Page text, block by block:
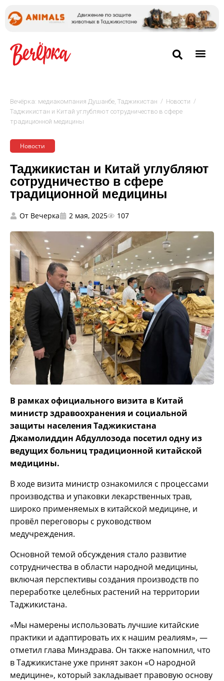
Вечёрка: медиакомпания Душанбе, Таджикистан / Новости /
Таджикистан и Китай углубляют сотрудничество в сфере
традиционной медицины
Новости
Таджикистан и Китай углубляют
сотрудничество в сфере
традиционной медицины
От Вечерка 2 мая, 2025 107
В рамках официального визита в Китай
министр здравоохранения и социальной
защиты населения Таджикистана
Джамолиддин Абдуллозода посетил одну из
ведущих больниц традиционной китайской
медицины.
В ходе визита министр ознакомился с процессами
производства и упаковки лекарственных трав,
широко применяемых в китайской медицине, и
провёл переговоры с руководством
медучреждения.
Основной темой обсуждения стало развитие
сотрудничества в области народной медицины,
включая перспективы создания производств по
переработке целебных растений на территории
Таджикистана.
«Мы намерены использовать лучшие китайские
практики и адаптировать их к нашим реалиям», —
отметил глава Минздрава. Он также напомнил, что
в Таджикистане уже принят закон «О народной
медицине», который закладывает правовую основу